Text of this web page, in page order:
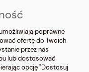
poprawne
ofertę do Twoich
przez nas
lub dostosować
opcję "Dostosuj